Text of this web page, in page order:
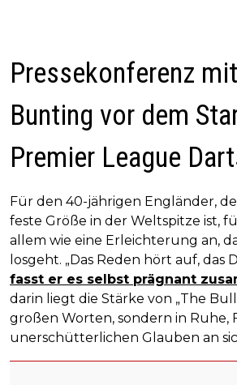
Pressekonferenz
Bunting vor dem
Premier League
Für den 40-jährigen Engländer,
feste Größe in der Weltspitze ist,
allem wie eine Erleichterung an,
losgeht. „Das Reden hört auf, das
fasst er es selbst prägnant
darin liegt die Stärke von „The
großen Worten, sondern in Ruhe,
unerschütterlichen Glauben an